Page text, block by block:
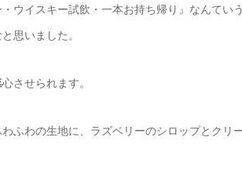
ウイスキー試飲・一本お持ち帰り』なんてい
思いました。
させられます。
ふわの生地に、ラズベリーのシロップとクリ